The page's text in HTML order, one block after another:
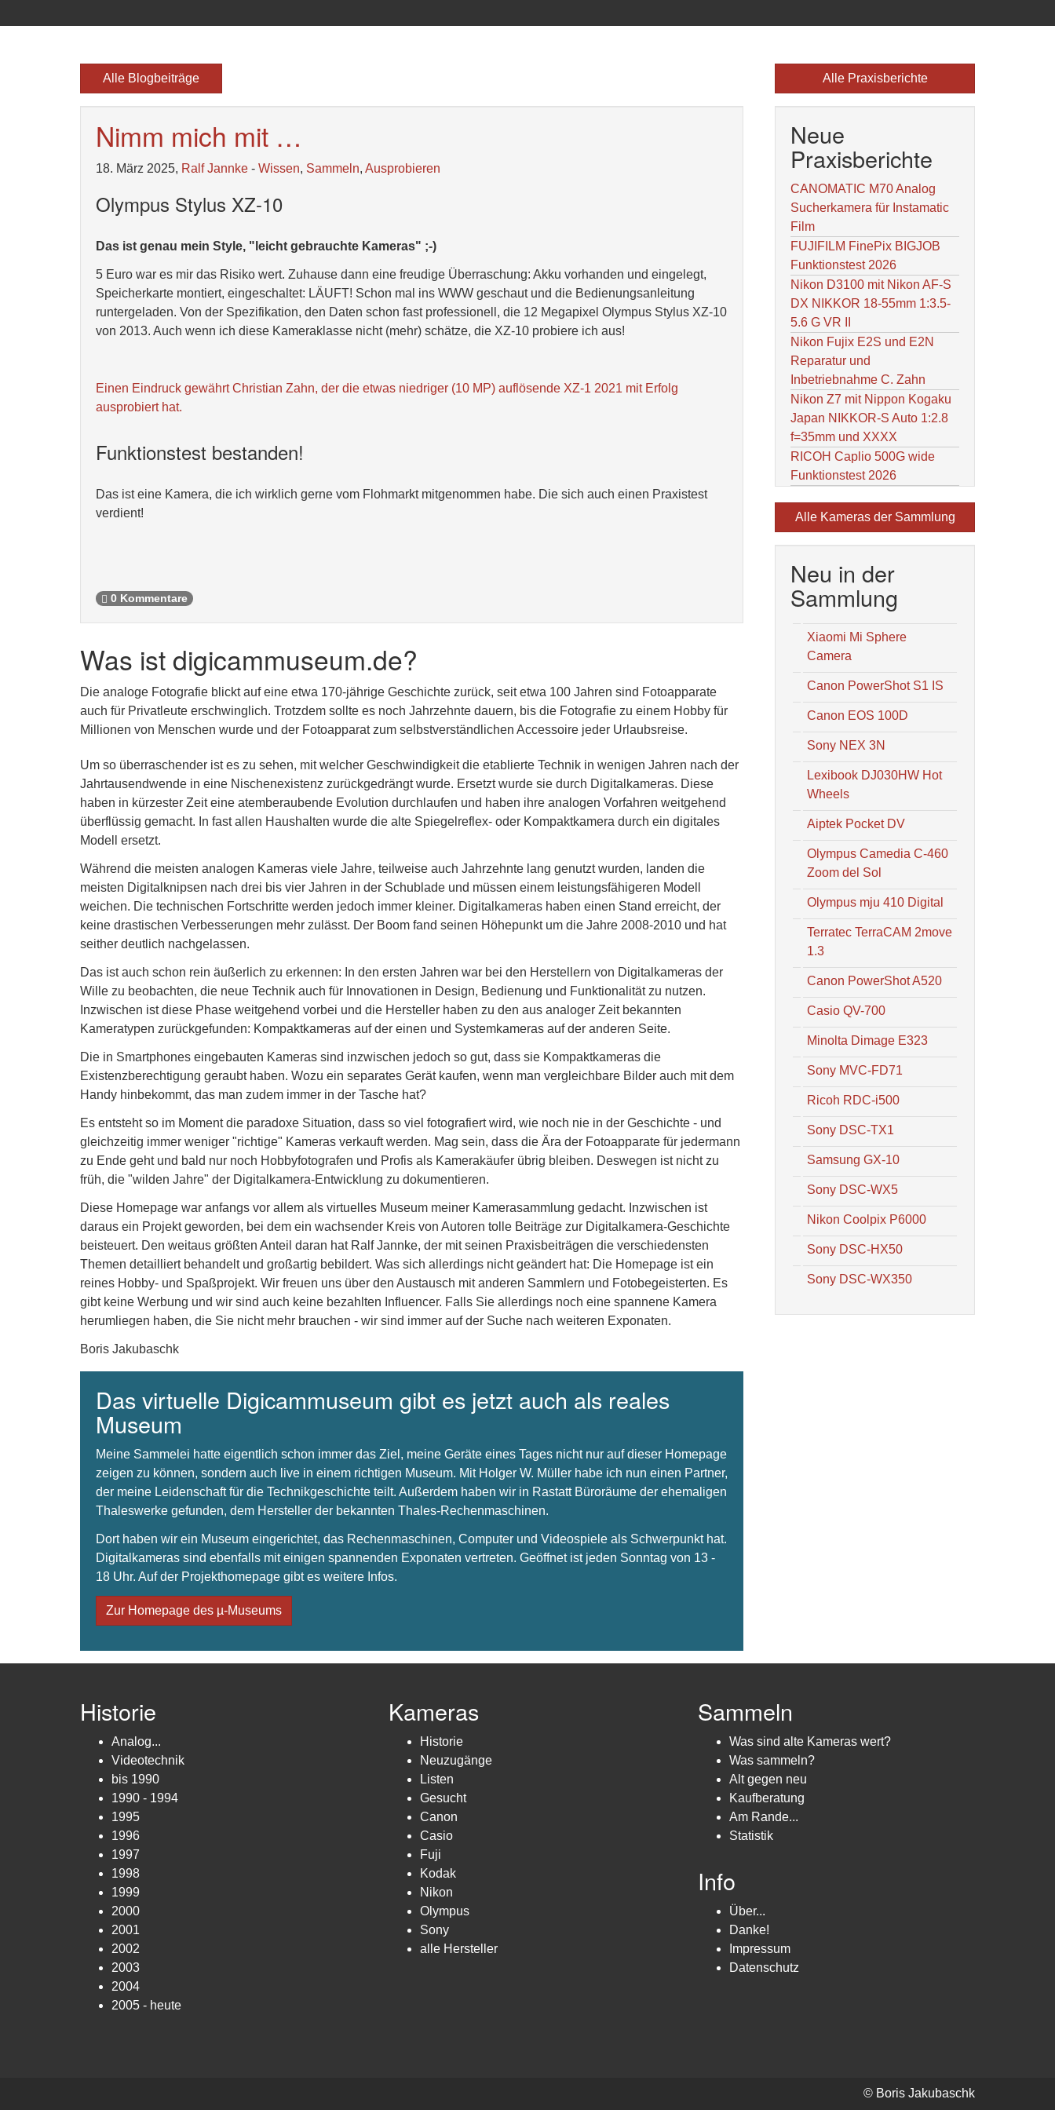
Alle Blogbeiträge
Nimm mich mit …
18. März 2025, Ralf Jannke - Wissen, Sammeln, Ausprobieren
Olympus Stylus XZ-10
Das ist genau mein Style, "leicht gebrauchte Kameras" ;-)
5 Euro war es mir das Risiko wert. Zuhause dann eine freudige Überraschung: Akku vorhanden und eingelegt,
Speicherkarte montiert, eingeschaltet: LÄUFT! Schon mal ins WWW geschaut und die Bedienungsanleitung
runtergeladen. Von der Spezifikation, den Daten schon fast professionell, die 12 Megapixel Olympus Stylus XZ-10
von 2013. Auch wenn ich diese Kameraklasse nicht (mehr) schätze, die XZ-10 probiere ich aus!
Einen Eindruck gewährt Christian Zahn, der die etwas niedriger (10 MP) auflösende XZ-1 2021 mit Erfolg
ausprobiert hat.
Funktionstest bestanden!
Das ist eine Kamera, die ich wirklich gerne vom Flohmarkt mitgenommen habe. Die sich auch einen Praxistest
verdient!
0 Kommentare
Was ist digicammuseum.de?
Die analoge Fotografie blickt auf eine etwa 170-jährige Geschichte zurück, seit etwa 100 Jahren sind Fotoapparate
auch für Privatleute erschwinglich. Trotzdem sollte es noch Jahrzehnte dauern, bis die Fotografie zu einem Hobby für
Millionen von Menschen wurde und der Fotoapparat zum selbstverständlichen Accessoire jeder Urlaubsreise.
Um so überraschender ist es zu sehen, mit welcher Geschwindigkeit die etablierte Technik in wenigen Jahren nach der
Jahrtausendwende in eine Nischenexistenz zurückgedrängt wurde. Ersetzt wurde sie durch Digitalkameras. Diese
haben in kürzester Zeit eine atemberaubende Evolution durchlaufen und haben ihre analogen Vorfahren weitgehend
überflüssig gemacht. In fast allen Haushalten wurde die alte Spiegelreflex- oder Kompaktkamera durch ein digitales
Modell ersetzt.
Während die meisten analogen Kameras viele Jahre, teilweise auch Jahrzehnte lang genutzt wurden, landen die
meisten Digitalknipsen nach drei bis vier Jahren in der Schublade und müssen einem leistungsfähigeren Modell
weichen. Die technischen Fortschritte werden jedoch immer kleiner. Digitalkameras haben einen Stand erreicht, der
keine drastischen Verbesserungen mehr zulässt. Der Boom fand seinen Höhepunkt um die Jahre 2008-2010 und hat
seither deutlich nachgelassen.
Das ist auch schon rein äußerlich zu erkennen: In den ersten Jahren war bei den Herstellern von Digitalkameras der
Wille zu beobachten, die neue Technik auch für Innovationen in Design, Bedienung und Funktionalität zu nutzen.
Inzwischen ist diese Phase weitgehend vorbei und die Hersteller haben zu den aus analoger Zeit bekannten
Kameratypen zurückgefunden: Kompaktkameras auf der einen und Systemkameras auf der anderen Seite.
Die in Smartphones eingebauten Kameras sind inzwischen jedoch so gut, dass sie Kompaktkameras die
Existenzberechtigung geraubt haben. Wozu ein separates Gerät kaufen, wenn man vergleichbare Bilder auch mit dem
Handy hinbekommt, das man zudem immer in der Tasche hat?
Es entsteht so im Moment die paradoxe Situation, dass so viel fotografiert wird, wie noch nie in der Geschichte - und
gleichzeitig immer weniger "richtige" Kameras verkauft werden. Mag sein, dass die Ära der Fotoapparate für jedermann
zu Ende geht und bald nur noch Hobbyfotografen und Profis als Kamerakäufer übrig bleiben. Deswegen ist nicht zu
früh, die "wilden Jahre" der Digitalkamera-Entwicklung zu dokumentieren.
Diese Homepage war anfangs vor allem als virtuelles Museum meiner Kamerasammlung gedacht. Inzwischen ist
daraus ein Projekt geworden, bei dem ein wachsender Kreis von Autoren tolle Beiträge zur Digitalkamera-Geschichte
beisteuert. Den weitaus größten Anteil daran hat Ralf Jannke, der mit seinen Praxisbeiträgen die verschiedensten
Themen detailliert behandelt und großartig bebildert. Was sich allerdings nicht geändert hat: Die Homepage ist ein
reines Hobby- und Spaßprojekt. Wir freuen uns über den Austausch mit anderen Sammlern und Fotobegeisterten. Es
gibt keine Werbung und wir sind auch keine bezahlten Influencer. Falls Sie allerdings noch eine spannene Kamera
herumliegen haben, die Sie nicht mehr brauchen - wir sind immer auf der Suche nach weiteren Exponaten.
Boris Jakubaschk
Das virtuelle Digicammuseum gibt es jetzt auch als reales
Museum
Meine Sammelei hatte eigentlich schon immer das Ziel, meine Geräte eines Tages nicht nur auf dieser Homepage
zeigen zu können, sondern auch live in einem richtigen Museum. Mit Holger W. Müller habe ich nun einen Partner,
der meine Leidenschaft für die Technikgeschichte teilt. Außerdem haben wir in Rastatt Büroräume der ehemaligen
Thaleswerke gefunden, dem Hersteller der bekannten Thales-Rechenmaschinen.
Dort haben wir ein Museum eingerichtet, das Rechenmaschinen, Computer und Videospiele als Schwerpunkt hat.
Digitalkameras sind ebenfalls mit einigen spannenden Exponaten vertreten. Geöffnet ist jeden Sonntag von 13 -
18 Uhr. Auf der Projekthomepage gibt es weitere Infos.
Zur Homepage des µ-Museums
Alle Praxisberichte
Neue
Praxisberichte
CANOMATIC M70 Analog
Sucherkamera für Instamatic
Film
FUJIFILM FinePix BIGJOB
Funktionstest 2026
Nikon D3100 mit Nikon AF-S
DX NIKKOR 18-55mm 1:3.5-
5.6 G VR II
Nikon Fujix E2S und E2N
Reparatur und
Inbetriebnahme C. Zahn
Nikon Z7 mit Nippon Kogaku
Japan NIKKOR-S Auto 1:2.8
f=35mm und XXXX
RICOH Caplio 500G wide
Funktionstest 2026
Alle Kameras der Sammlung
Neu in der
Sammlung
Xiaomi Mi Sphere
Camera
Canon PowerShot S1 IS
Canon EOS 100D
Sony NEX 3N
Lexibook DJ030HW Hot
Wheels
Aiptek Pocket DV
Olympus Camedia C-460
Zoom del Sol
Olympus mju 410 Digital
Terratec TerraCAM 2move
1.3
Canon PowerShot A520
Casio QV-700
Minolta Dimage E323
Sony MVC-FD71
Ricoh RDC-i500
Sony DSC-TX1
Samsung GX-10
Sony DSC-WX5
Nikon Coolpix P6000
Sony DSC-HX50
Sony DSC-WX350
Historie
Analog...
Videotechnik
bis 1990
1990 - 1994
1995
1996
1997
1998
1999
2000
2001
2002
2003
2004
2005 - heute
Kameras
Historie
Neuzugänge
Listen
Gesucht
Canon
Casio
Fuji
Kodak
Nikon
Olympus
Sony
alle Hersteller
Sammeln
Was sind alte Kameras wert?
Was sammeln?
Alt gegen neu
Kaufberatung
Am Rande...
Statistik
Info
Über...
Danke!
Impressum
Datenschutz
© Boris Jakubaschk